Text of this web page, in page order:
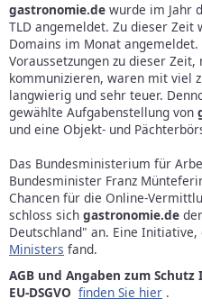
gastronomie.de wurde im Jahr
TLD angemeldet. Zu dieser Zeit
Domains im Monat
Voraussetzungen zu dieser
kommunizieren, waren mit viel
langwierig und sehr teuer.
gewählte Aufgabenstellung von
und eine Objekt- und
Das Bundesministerium für
Bundesminister Franz
Chancen für die Online-
schloss sich gastronomie.de
Deutschland" an. Eine Initiative,
Ministers fand.
AGB und Angaben zum
EU-DSGVO finden Sie hier .